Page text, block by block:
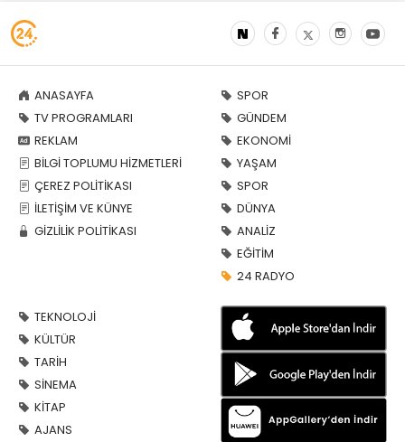
ANASAYFA
TV PROGRAMLARI
REKLAM
BİLGİ TOPLUMU HİZMETLERİ
ÇEREZ POLİTİKASI
İLETİŞİM VE KÜNYE
GİZLİLİK POLİTİKASI
SPOR
GÜNDEM
EKONOMİ
YAŞAM
SPOR
DÜNYA
ANALİZ
EĞİTİM
24 RADYO
TEKNOLOJİ
KÜLTÜR
TARİH
SİNEMA
KİTAP
AJANS